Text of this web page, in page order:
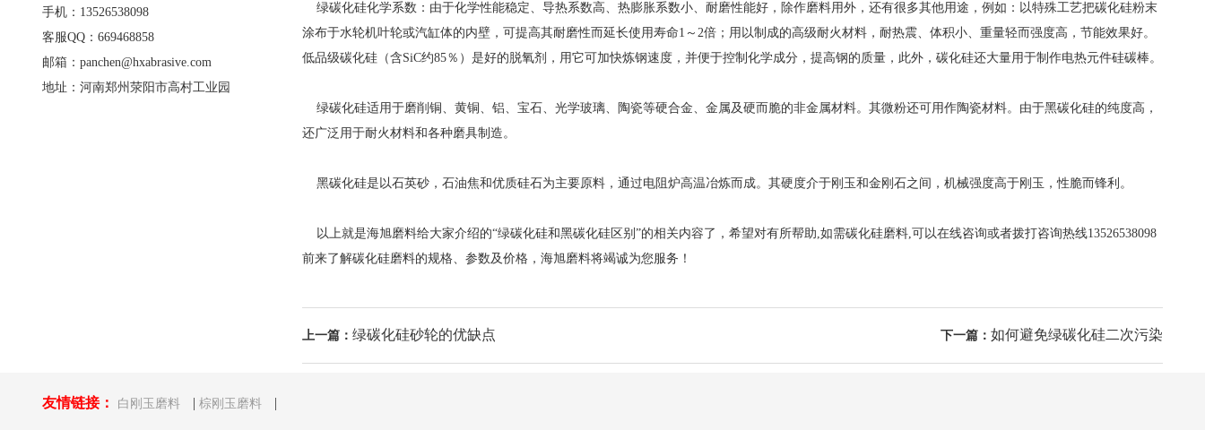
手机：13526538098
客服QQ：669468858
邮箱：panchen@hxabrasive.com
地址：河南郑州荥阳市高村工业园
绿碳化硅化学系数：由于化学性能稳定、导热系数高、热膨胀系数小、耐磨性能好，除作磨料用外，还有很多其他用途，例如：以特殊工艺把碳化硅粉末
涂布于水轮机叶轮或汽缸体的内壁，可提高其耐磨性而延长使用寿命1～2倍；用以制成的高级耐火材料，耐热震、体积小、重量轻而强度高，节能效果好。
低品级碳化硅（含SiC约85％）是好的脱氧剂，用它可加快炼钢速度，并便于控制化学成分，提高钢的质量，此外，碳化硅还大量用于制作电热元件硅碳棒。
绿碳化硅适用于磨削铜、黄铜、铝、宝石、光学玻璃、陶瓷等硬合金、金属及硬而脆的非金属材料。其微粉还可用作陶瓷材料。由于黑碳化硅的纯度高，
还广泛用于耐火材料和各种磨具制造。
黑碳化硅是以石英砂，石油焦和优质硅石为主要原料，通过电阻炉高温冶炼而成。其硬度介于刚玉和金刚石之间，机械强度高于刚玉，性脆而锋利。
以上就是海旭磨料给大家介绍的“绿碳化硅和黑碳化硅区别”的相关内容了，希望对有所帮助,如需碳化硅磨料,可以在线咨询或者拨打咨询热线13526538098
前来了解碳化硅磨料的规格、参数及价格，海旭磨料将竭诚为您服务！
上一篇： 绿碳化硅砂轮的优缺点 下一篇： 如何避免绿碳化硅二次污染
友情链接： 白刚玉磨料 | 棕刚玉磨料 |